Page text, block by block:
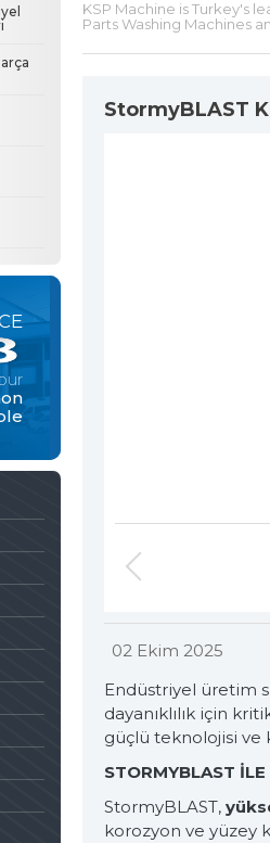
Makineleri
ve görseller
tabidir.
Sine qua non
KSP Machine is Turkey's
Parts Washing Machines
StormyBLAST
02 Ekim 2025
Endüstriyel üretim
dayanıklılık için
güçlü teknolojisi ve
STORMYBLAST
StormyBLAST,
korozyon ve yüzey